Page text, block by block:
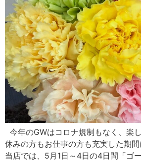
今年のGWはコロナ規制もなく、楽
休みの方もお仕事の方も充実した期間
当店では、5月1日～4日の4日間「ゴ